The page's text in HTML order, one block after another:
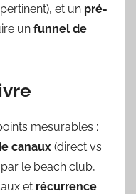
et un pré-
un funnel de
mesurables :
canaux (direct vs
le beach club,
et récurrence